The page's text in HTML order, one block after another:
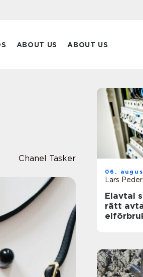
ABOUT US ABOUT US
Chanel Tasker
06.
Lars
Elavtal så väljer du
rätt